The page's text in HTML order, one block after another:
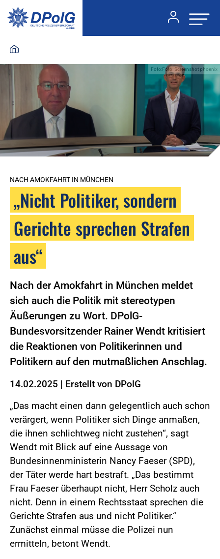
Foto:Foto: Screenshot phoenix
NACH AMOKFAHRT IN MÜNCHEN
„Nicht Politiker, sondern
Gerichte sprechen Strafen
aus“
Nach der Amokfahrt in München meldet
sich auch die Politik mit stereotypen
Äußerungen zu Wort. DPolG-
Bundesvorsitzender Rainer Wendt kritisiert
die Reaktionen von Politikerinnen und
Politikern auf den mutmaßlichen Anschlag.
14.02.2025 | Erstellt von DPolG
„Das macht einen dann gelegentlich auch schon
verärgert, wenn Politiker sich Dinge anmaßen,
die ihnen schlichtweg nicht zustehen“, sagt
Wendt mit Blick auf eine Aussage von
Bundesinnenministerin Nancy Faeser (SPD),
der Täter werde hart bestraft. „Das bestimmt
Frau Faeser überhaupt nicht, Herr Scholz auch
nicht. Denn in einem Rechtsstaat sprechen die
Gerichte Strafen aus und nicht Politiker.“
Zunächst einmal müsse die Polizei nun
ermitteln, betont Wendt.